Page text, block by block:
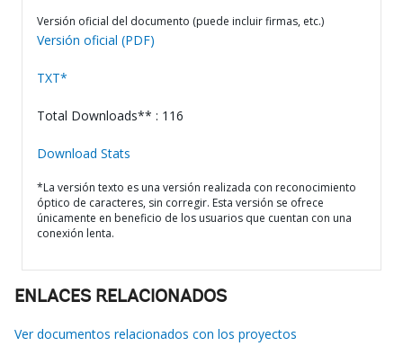
Versión oficial del documento (puede incluir firmas, etc.)
Versión oficial (PDF)
TXT*
Total Downloads** : 116
Download Stats
*La versión texto es una versión realizada con reconocimiento
óptico de caracteres, sin corregir. Esta versión se ofrece
únicamente en beneficio de los usuarios que cuentan con una
conexión lenta.
ENLACES RELACIONADOS
Ver documentos relacionados con los proyectos